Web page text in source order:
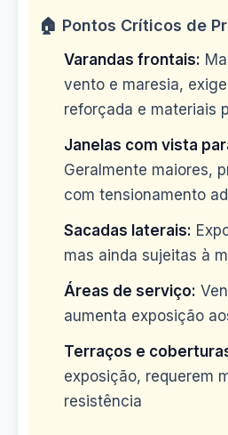
🏠 Pontos Críticos de
Varandas frontais:
vento e maresia,
reforçada e materiais
Janelas com vista
Geralmente maiores,
com tensionamento
Sacadas laterais:
mas ainda sujeitas à
Áreas de serviço:
aumenta exposição
Terraços e
exposição, requerem
resistência